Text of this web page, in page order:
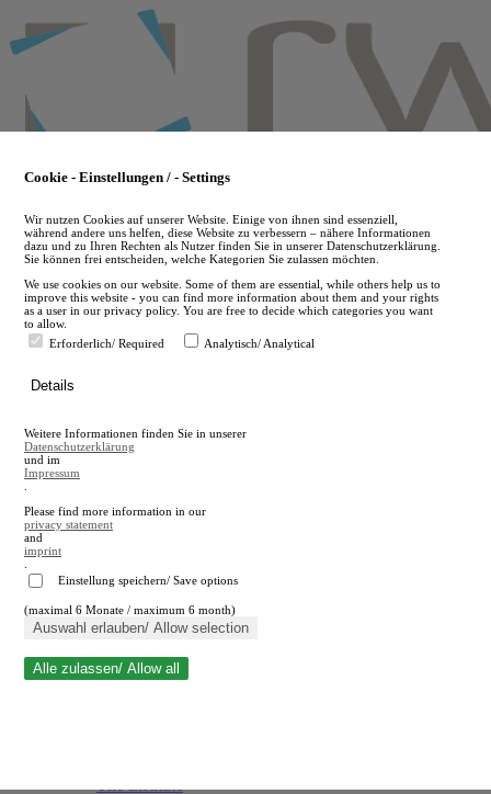
to
main
en
A
A
Close search
Cookie - Einstellungen / - Settings
Wir nutzen Cookies auf unserer Website. Einige von ihnen sind essenziell,
während andere uns helfen, diese Website zu verbessern – nähere Informationen
dazu und zu Ihren Rechten als Nutzer finden Sie in unserer Datenschutzerklärung.
Sie können frei entscheiden, welche Kategorien Sie zulassen möchten.
We use cookies on our website. Some of them are essential, while others help us to
improve this website - you can find more information about them and your rights
as a user in our privacy policy. You are free to decide which categories you want
to allow.
Erforderlich/ Required
Analytisch/ Analytical
Details
Weitere Informationen finden Sie in unserer
Datenschutzerklärung
und im
Impressum
Please find more information in our
privacy statement
and
imprint
Einstellung speichern/ Save options
(maximal 6 Monate / maximum 6 month)
Auswahl erlauben/ Allow selection
Alle zulassen/ Allow all